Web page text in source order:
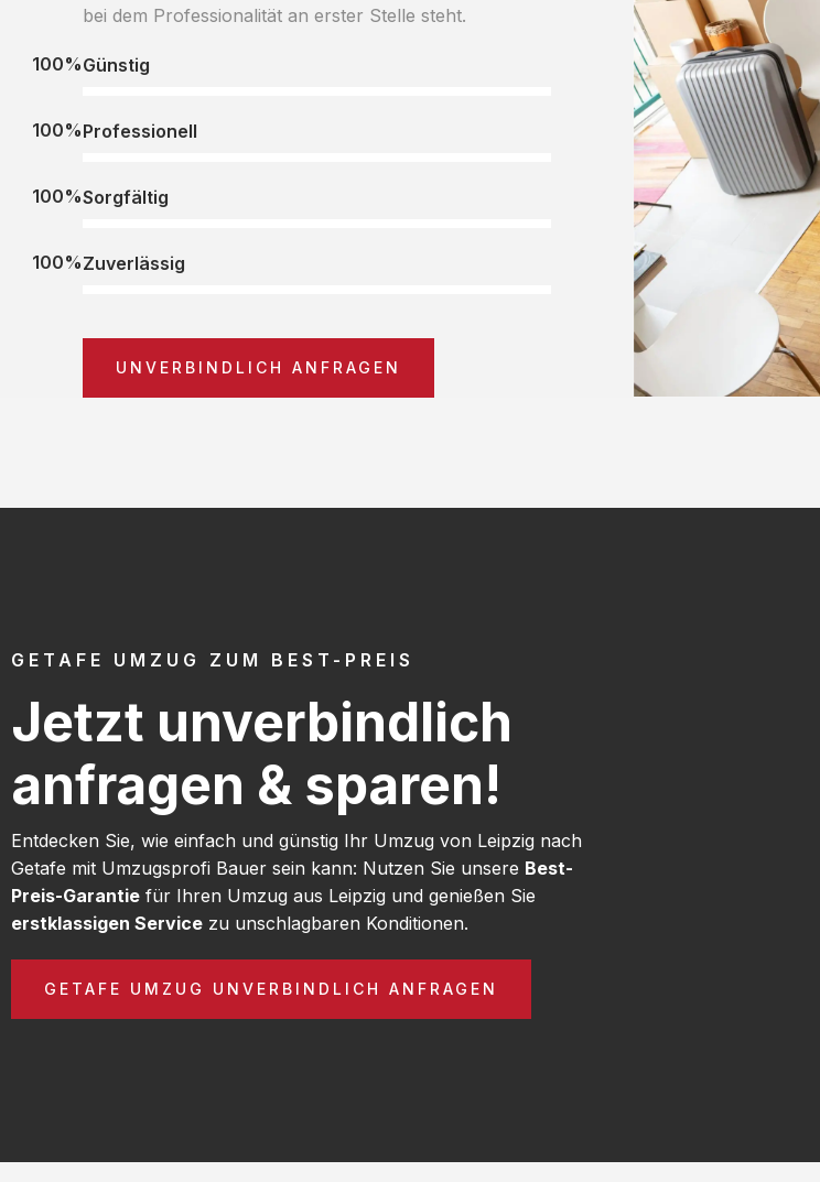
bei dem Professionalität an erster Stelle steht.
Günstig
100%
Professionell
100%
Sorgfältig
100%
Zuverlässig
100%
UNVERBINDLICH ANFRAGEN
GETAFE UMZUG ZUM BEST-PREIS
Jetzt unverbindlich
anfragen & sparen!
Entdecken Sie, wie einfach und günstig Ihr Umzug von Leipzig nach
Getafe mit Umzugsprofi Bauer sein kann: Nutzen Sie unsere Best-
Preis-Garantie für Ihren Umzug aus Leipzig und genießen Sie
erstklassigen Service zu unschlagbaren Konditionen.
GETAFE UMZUG UNVERBINDLICH ANFRAGEN